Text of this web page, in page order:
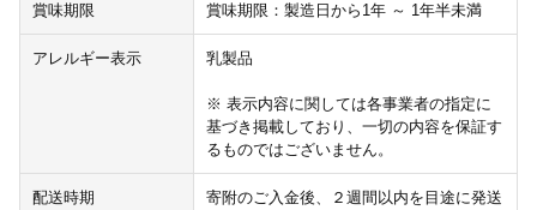
賞味期限 賞味期限：製造日から1年 ～ 1年半未満
アレルギー表示 乳製品
※ 表示内容に関しては各事業者の指定に
基づき掲載しており、一切の内容を保証す
るものではございません。
配送時期
寄附のご入金後、２週間以内を目途に発送